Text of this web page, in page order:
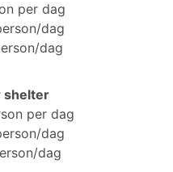
per dag
dag
dag
shelter
per dag
dag
dag